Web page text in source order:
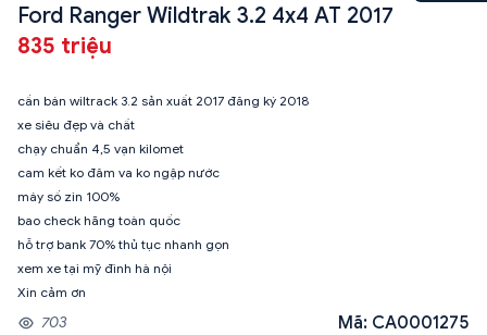
Ford Ranger Wildtrak 3.2 4x4 AT 2017
835 triệu
cần bán wiltrack 3.2 sản xuất 2017 đăng ký 2018
xe siêu đẹp và chất
chạy chuẩn 4,5 vạn kilomet
cam kết ko đâm va ko ngập nước
máy số zin 100%
bao check hãng toàn quốc
hỗ trợ bank 70% thủ tục nhanh gọn
xem xe tại mỹ đình hà nội
Xin cảm ơn
703 Mã: CA0001275